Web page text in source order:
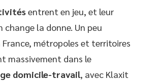
entrent en jeu, et leur
la donne. Un peu
métropoles et territoires
massivement dans le
domicile-travail, avec Klaxit